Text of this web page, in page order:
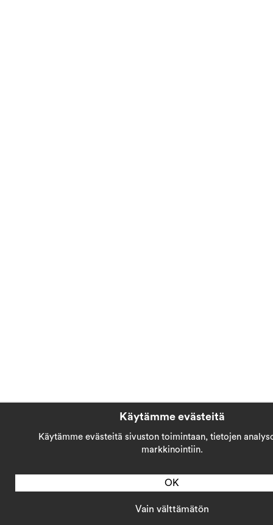
Käytämme evästeitä
Käytämme evästeitä sivuston toimintaan, tietojen
markkinointiin.
Vain välttämätön
OK